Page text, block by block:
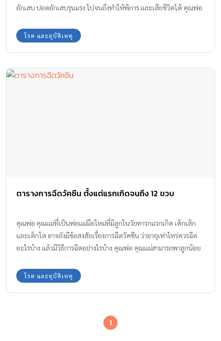
อักเสบ ปอดอักเสบรุนแรง ไปจนถึงทำให้พิการ และเสียชีวิตได้ คุณพ่อ
รักษาโรค และอุบัติเหตุ
ตารางการฉีดวัคซีน ตั้งแต่แรกเกิดจนถึง 12 ขวบ
คุณพ่อ คุณแม่ที่เป็นพ่อแม่มือใหม่ที่มีลูกในวัยทารกแรกเกิด เด็กเล็ก
และเด็กโต อาจยังมีข้อสงสัยเรื่องการฉีดวัคซีน ว่าอายุเท่าไหร่ควรฉีด
อะไรบ้าง แล้วมีวิธีการฉีดอย่างไรบ้าง คุณพ่อ คุณแม่สามารถพาลูกน้อย
โรค และอุบัติเหตุ
1